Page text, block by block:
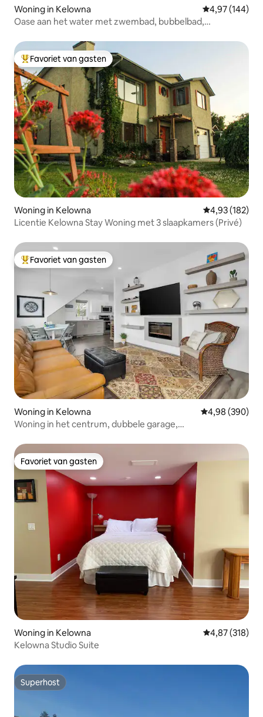
Woning in Kelowna Gemiddelde
4,97 (144)
Oase aan het water met zwembad, bubbelbad,
Topfavoriet van gasten
Favoriet van gasten
Woning in Kelowna Gemiddelde
4,93 (182)
Licentie Kelowna Stay Woning met 3 slaapkamers (Privé)
Topfavoriet van gasten
Favoriet van gasten
Woning in Kelowna Gemiddelde
4,98 (390)
Woning in het centrum, dubbele garage,
Favoriet van gasten
Favoriet van gasten
Woning in Kelowna Gemiddelde
4,87 (318)
Kelowna Studio Suite
Superhost
Superhost